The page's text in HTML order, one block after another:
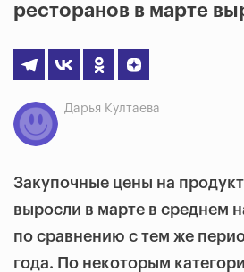
ресторанов в марте
Дарья Култаева
Закупочные цены на
выросли в марте в среднем
по сравнению с тем же
года. По некоторым